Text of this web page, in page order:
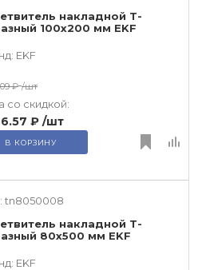
накладной Т-
100х200 мм EKF
EKF
₽ /шт
со скидкой:
₽ /шт
В КОРЗИНУ
tn8050008
накладной Т-
80х500 мм EKF
EKF